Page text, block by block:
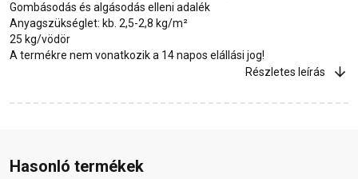
Gombásodás és algásodás elleni adalék
Anyagszükséglet: kb. 2,5-2,8 kg/m²
25 kg/vödör
A termékre nem vonatkozik a 14 napos elállási jog!
Részletes leírás
Hasonló termékek